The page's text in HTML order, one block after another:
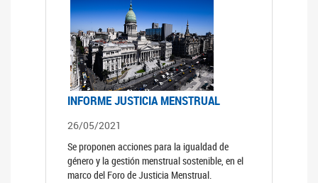
INFORME JUSTICIA MENSTRUAL
26/05/2021
Se proponen acciones para la igualdad de
género y la gestión menstrual sostenible, en el
marco del Foro de Justicia Menstrual.